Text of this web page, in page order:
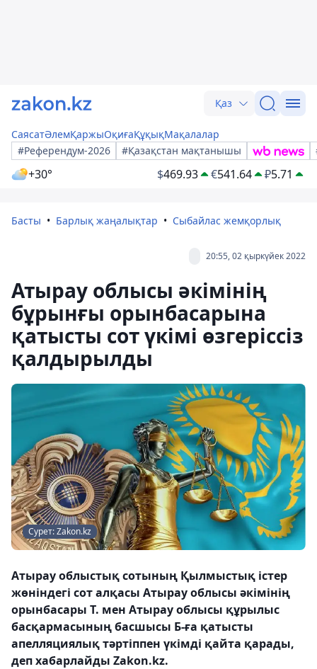
Қаз
СаясатӘлемҚаржыОқиғаҚұқықМақалалар
#Референдум-2026
#Қазақстан мақтанышы
+30° $469.93 €541.64 ₽5.71
Басты Барлық жаңалықтар Сыбайлас жемқорлық
20:55, 02 қыркүйек 2022
Атырау облысы әкімінің
бұрынғы орынбасарына
қатысты сот үкімі өзгеріссіз
қалдырылды
Сурет: Zakon.kz
Атырау облыстық сотының Қылмыстық істер
жөніндегі сот алқасы Атырау облысы әкімінің
орынбасары Т. мен Атырау облысы құрылыс
басқармасының басшысы Б-ға қатысты
апелляциялық тәртіппен үкімді қайта қарады,
деп хабарлайды Zakon.kz.